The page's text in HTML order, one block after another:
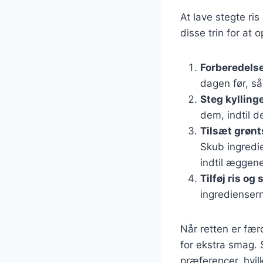
At lave stegte
disse trin for at
dagen før,
Steg
dem, indtil
Tilsæt
Skub
indtil
Tilføj ris og
Når retten er
for ekstra smag.
præferencer,